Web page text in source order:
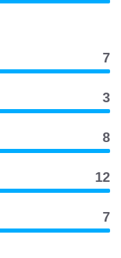
7
3
8
12
7